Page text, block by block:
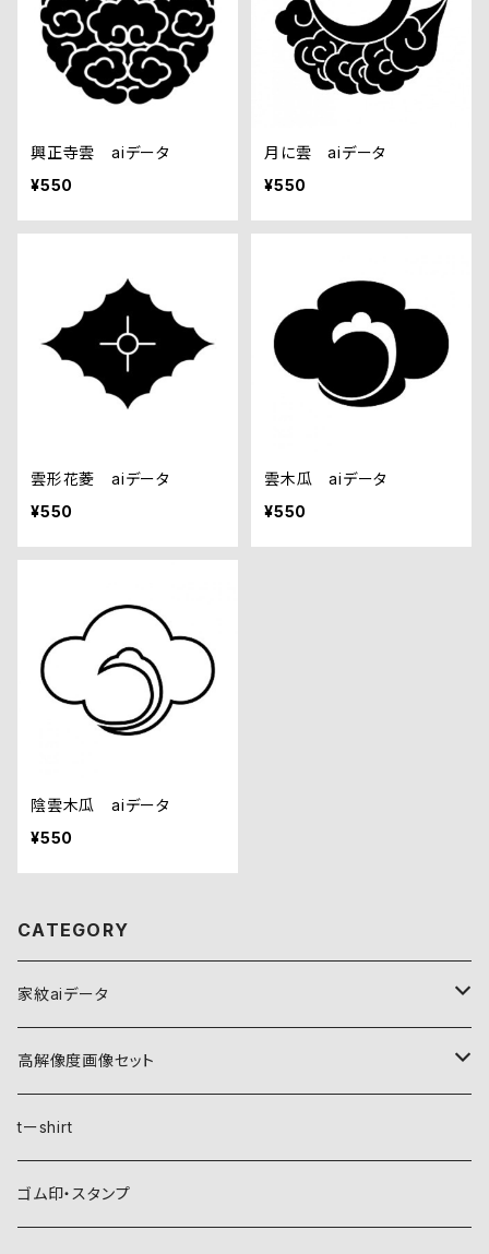
興正寺雲 aiデータ
¥550
月に雲 aiデータ
¥550
雲形花菱 aiデータ
¥550
雲木瓜 aiデータ
¥550
陰雲木瓜 aiデータ
¥550
CATEGORY
家紋aiデータ
自然紋
稲妻
霞
植物紋
葵
動物紋
高解像度画像セット
自然紋
稲妻
植物紋
tーshirt
ゴム印・スタンプ